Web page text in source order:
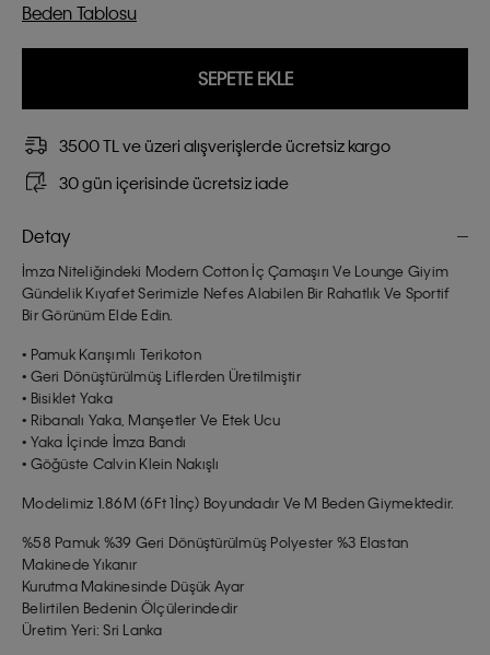
Beden Tablosu
SEPETE EKLE
3500 TL ve üzeri alışverişlerde ücretsiz kargo
30 gün içerisinde ücretsiz iade
Detay
İmza Niteliğindeki Modern Cotton İç Çamaşırı Ve Lounge Giyim
Gündelik Kıyafet Serimizle Nefes Alabilen Bir Rahatlık Ve Sportif
Bir Görünüm Elde Edin.
• Pamuk Karışımlı Terikoton
• Geri Dönüştürülmüş Liflerden Üretilmiştir
• Bisiklet Yaka
• Ribanalı Yaka, Manşetler Ve Etek Ucu
• Yaka İçinde İmza Bandı
• Göğüste Calvin Klein Nakışlı
Modelimiz 1.86M (6Ft 1İnç) Boyundadır Ve M Beden Giymektedir.
%58 Pamuk %39 Geri Dönüştürülmüş Polyester %3 Elastan
Makinede Yıkanır
Kurutma Makinesinde Düşük Ayar
Belirtilen Bedenin Ölçülerindedir
Üretim Yeri: Sri Lanka